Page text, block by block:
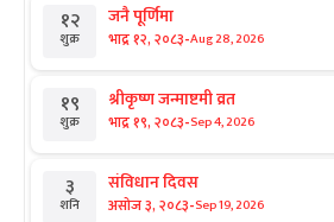
१२
शुक्र
जनै पूर्णिमा
भाद्र १२, २०८३-Aug 28, 2026
१९
शुक्र
श्रीकृष्ण जन्माष्टमी व्रत
भाद्र १९, २०८३-Sep 4, 2026
३
शनि
संविधान दिवस
असोज ३, २०८३-Sep 19, 2026